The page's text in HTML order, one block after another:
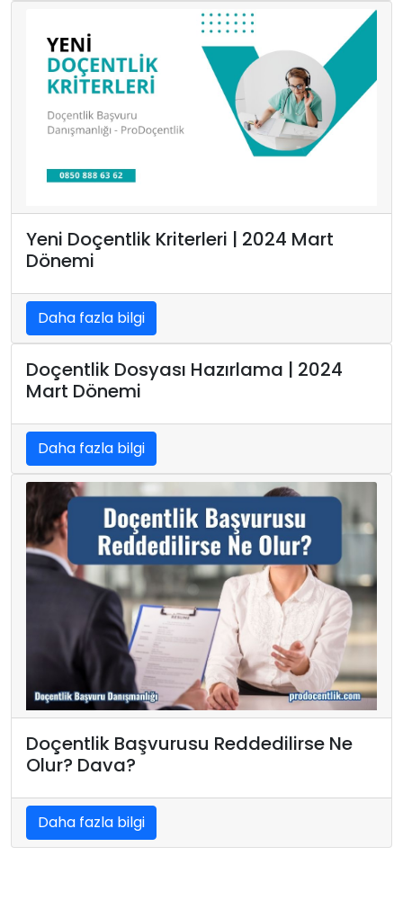
Yeni Doçentlik Kriterleri | 2024 Mart
Dönemi
Daha fazla bilgi
Doçentlik Dosyası Hazırlama | 2024
Mart Dönemi
Daha fazla bilgi
Doçentlik Başvurusu Reddedilirse Ne
Olur? Dava?
Daha fazla bilgi